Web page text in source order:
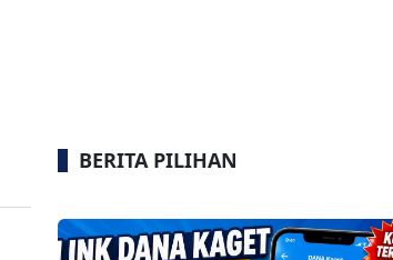
BERITA PILIHAN